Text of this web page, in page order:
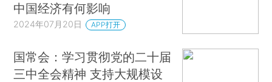
中国经济有何影响
2024年07月20日 APP打开
国常会：学习贯彻党的二十届
三中全会精神 支持大规模设